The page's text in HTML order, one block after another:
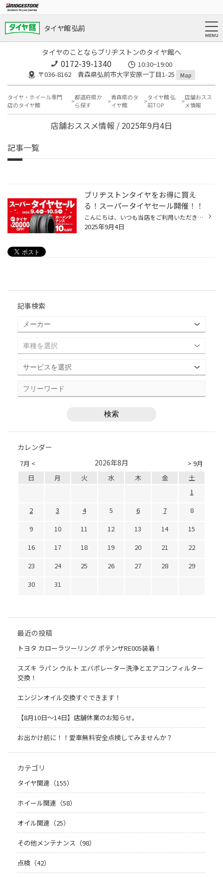
タイヤ館 弘前
タイヤのことならブリヂストンのタイヤ館へ
0172-39-1340
10:30~19:00
〒036-8162 青森県弘前市大字安原一丁目1-25
Map
タイヤ・ホイール専門
店のタイヤ館
都道府県か
ら探す
青森県のタ
イヤ館
タイヤ館 弘
前TOP
店舗おスス
メ情報
店舗おススメ情報 / 2025年9月4日
記事一覧
ブリヂストンタイヤをお得に買え
る！スーパータイヤセール開催！！
こんにちは、いつも当店をご利用いただきましてありがとうございます。 コクピット・タイヤ館では、ブリヂストンタイヤをお得に買える！ スーパータイヤセールを開催いたします！ ブリヂストンのタイヤを4本ご購入で最大20,000OFF！ タイヤをお得にご購入頂けるチャンスです！ 夏タイヤの交換やスタ...
2025年9月4日
記事検索
カレンダー
7月 < > 9月
2026年8月
日 月 火 水 木 金
土
1
2
3 4 5 6 7
8
9
10 11 12 13 14
15
16
17 18 19 20 21
22
23
24 25 26 27 28
29
30
31
最近の投稿
トヨタ カローラツーリング ポテンザRE005装着！
スズキ ラパン ウルト エバポレーター洗浄とエアコンフィルター
交換！
エンジンオイル交換すぐできます！
【8月10日～14日】店舗休業のお知らせ。
お出かけ前に！！愛車無料安全点検してみませんか？
カテゴリ
タイヤ関連（155）
ホイール関連（58）
オイル関連（25）
その他メンテナンス（98）
点検（42）